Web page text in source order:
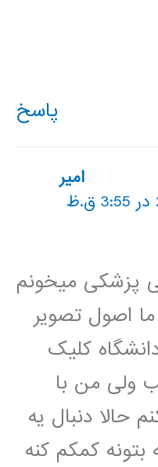
پاسخ
امیر
پزشکی میخونم
اصول تصویر
کلیک
ولی من با
حالا دنبال یه
بتونه کمکم کنه